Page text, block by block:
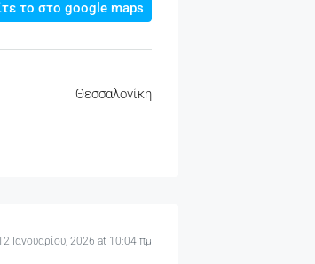
το στο google maps
Θεσσαλονίκη
Ιανουαρίου, 2026 at 10:04 πμ